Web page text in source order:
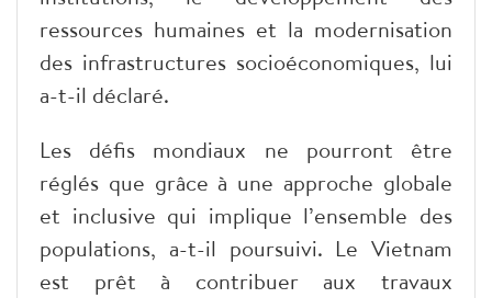
ressources humaines et la modernisation
des infrastructures socioéconomiques, lui
a-t-il déclaré.
Les défis mondiaux ne pourront être
réglés que grâce à une approche globale
et inclusive qui implique l’ensemble des
populations, a-t-il poursuivi. Le Vietnam
est prêt à contribuer aux travaux